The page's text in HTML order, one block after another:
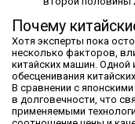
Почему
Хотя эксперты пока
несколько факторов,
китайских машин. Одной
обесценивания
В сравнении с
в долговечности, что
применяемыми